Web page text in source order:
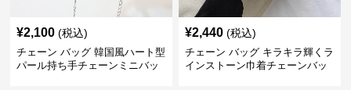
¥2,100 (税込)
チェーン バッグ 韓国風ハート型
パール持ち手チェーンミニバッ
¥2,440 (税込)
チェーン バッグ キラキラ輝くラ
インストーン巾着チェーンバッ